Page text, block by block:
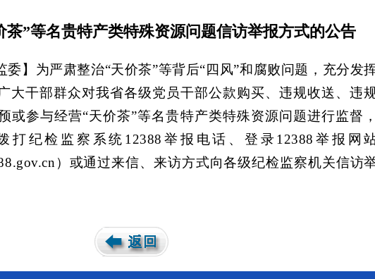
茶”等名贵特产类特殊资源问题信访举报方式的公告
委】为严肃整治“天价茶”等背后“四风”和腐败问题，充分发
大干部群众对我省各级党员干部公款购买、违规收送、违
或参与经营“天价茶”等名贵特产类特殊资源问题进行监督，
打纪检监察系统12388举报电话、登录12388举报网
）或通过来信、来访方式向各级纪检监察机关信访